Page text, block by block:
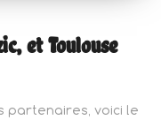
et Toulouse
partenaires, voici le